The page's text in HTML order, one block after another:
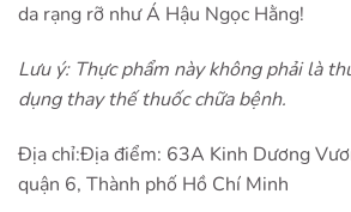
da rạng rỡ như Á Hậu Ngọc Hằng!
Lưu ý: Thực phẩm này không phải là
dụng thay thế thuốc chữa bệnh.
Địa chỉ:Địa điểm: 63A Kinh Dương
quận 6, Thành phố Hồ Chí Minh